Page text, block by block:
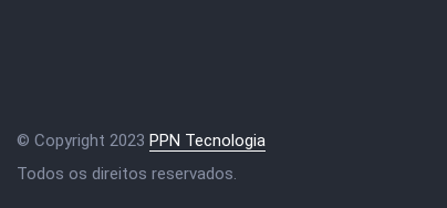
© Copyright 2023 PPN Tecnologia
Todos os direitos reservados.